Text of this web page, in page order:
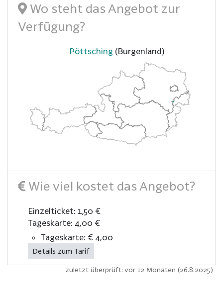
Wo steht das Angebot zur
Verfügung?
Pöttsching (Burgenland)
Wie viel kostet das Angebot?
Einzelticket: 1,50 €
Tageskarte: 4,00 €
Tageskarte: € 4,00
Details zum Tarif
zuletzt überprüft: vor 12 Monaten (26.8.2025)